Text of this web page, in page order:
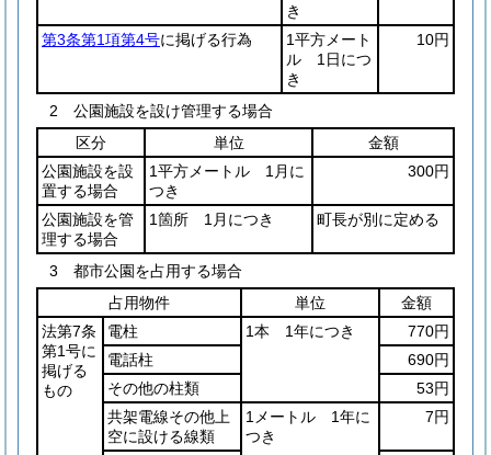
き
第3条第1項第4号に掲げる行為
1平方メート
ル 1日につ
き
10円
2 公園施設を設け管理する場合
区分
単位
金額
公園施設を設
置する場合
1平方メートル 1月に
つき
300円
公園施設を管
理する場合
1箇所 1月につき 町長が別に定める
3 都市公園を占用する場合
占用物件
単位
金額
法第7条
第1号に
掲げる
もの
電柱 1本 1年につき
770円
電話柱
690円
その他の柱類
53円
共架電線その他上
空に設ける線類
1メートル 1年に
つき
7円